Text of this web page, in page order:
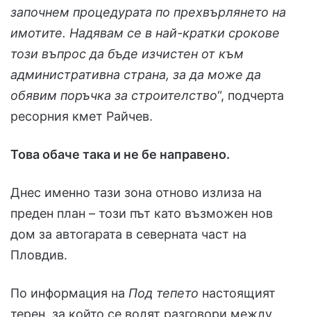
започнем процедурата по прехвърлянето на
имотите. Надявам се в най-кратки срокове
този въпрос да бъде изчистен от към
административна страна, за да може да
обявим поръчка за строителство“, подчерта
ресорния кмет Райчев.
Това обаче така и не бе направено.
Днес именно тази зона отново излиза на
преден план – този път като възможен нов
дом за автогарата в северната част на
Пловдив.
По информация на Под тепето настоящият
терен, за който се водят разговори между